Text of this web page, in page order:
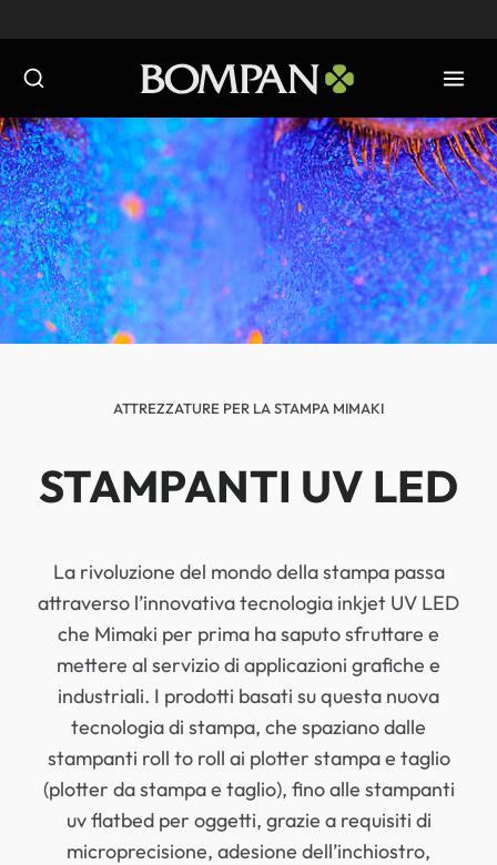
al
contenuto
ATTREZZATURE PER LA STAMPA MIMAKI
STAMPANTI UV LED
La rivoluzione del mondo della stampa passa
attraverso l’innovativa tecnologia inkjet UV LED
che Mimaki per prima ha saputo sfruttare e
mettere al servizio di applicazioni grafiche e
industriali. I prodotti basati su questa nuova
tecnologia di stampa, che spaziano dalle
stampanti roll to roll ai plotter stampa e taglio
(plotter da stampa e taglio), fino alle stampanti
uv flatbed per oggetti, grazie a requisiti di
microprecisione, adesione dell’inchiostro,